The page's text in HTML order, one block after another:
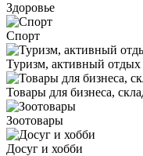
Здоровье
Спорт
Туризм, активный отдых
Товары для бизнеса,
Зоотовары
Досуг и хобби